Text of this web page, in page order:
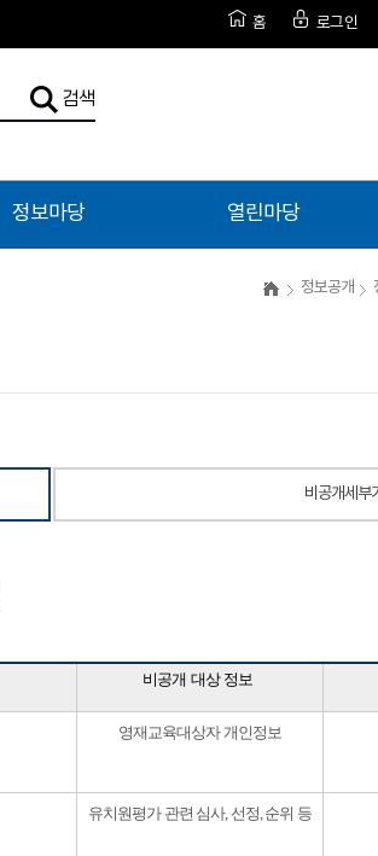
홈 로그인
검색
정보마당 열린마당
정보공개
비공개세부
비공개 대상 정보
영재교육대상자 개인정보
유치원평가 관련 심사, 선정, 순위 등